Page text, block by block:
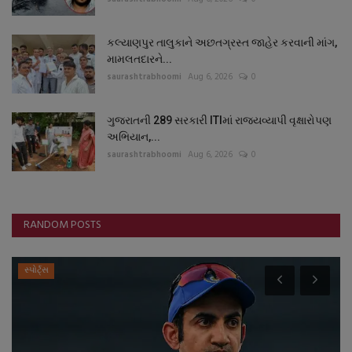
કલ્યાણપુર તાલુકાને અછતગ્રસ્ત જાહેર કરવાની માંગ,
મામલતદારને...
saurashtrabhoomi Aug 6, 2026 0
ગુજરાતની 289 સરકારી ITIમાં રાજ્યવ્યાપી વૃક્ષારોપણ
અભિયાન,...
saurashtrabhoomi Aug 6, 2026 0
RANDOM POSTS
બજારના સમાચાર